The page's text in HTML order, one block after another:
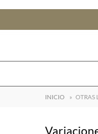
INICIO » OTRAS